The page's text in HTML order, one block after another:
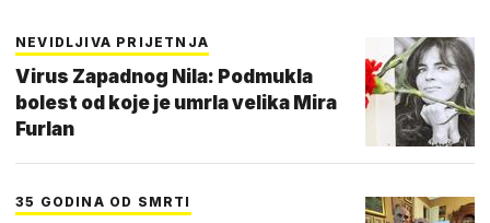
NEVIDLJIVA PRIJETNJA
Virus Zapadnog Nila: Podmukla
bolest od koje je umrla velika Mira
Furlan
35 GODINA OD SMRTI